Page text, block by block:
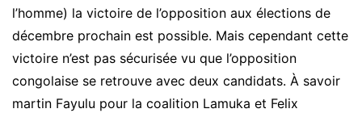
l’homme) la victoire de l’opposition aux élections de
décembre prochain est possible. Mais cependant cette
victoire n’est pas sécurisée vu que l’opposition
congolaise se retrouve avec deux candidats. À savoir
martin Fayulu pour la coalition Lamuka et Felix